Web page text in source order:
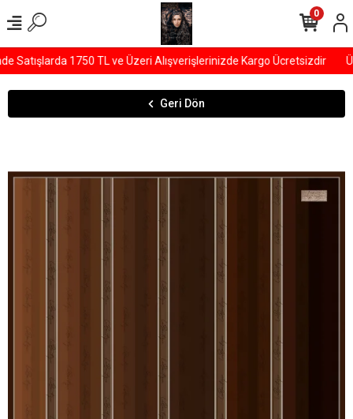
Satışlarda 1750 TL ve Üzeri Alışverişlerinizde Kargo Ücretsizdir
0
Geri Dön